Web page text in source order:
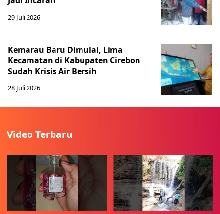
29 Juli 2026
Kemarau Baru Dimulai, Lima
Kecamatan di Kabupaten Cirebon
Sudah Krisis Air Bersih
28 Juli 2026
Video Terbaru